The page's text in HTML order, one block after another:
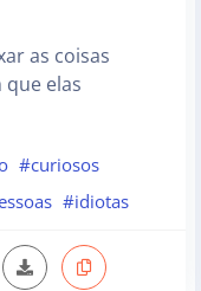
as coisas
elas
#curiosos
#idiotas